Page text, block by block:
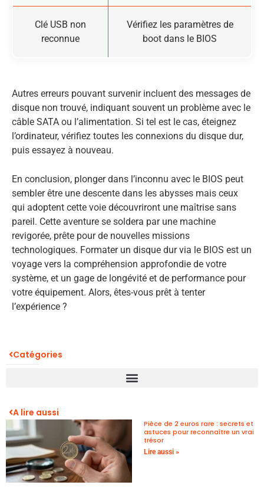
Clé USB non
reconnue
Vérifiez les paramètres de
boot dans le BIOS
Autres erreurs pouvant survenir incluent des messages de
disque non trouvé, indiquant souvent un problème avec le
câble SATA ou l’alimentation. Si tel est le cas, éteignez
l’ordinateur, vérifiez toutes les connexions du disque dur,
puis essayez à nouveau.
En conclusion, plonger dans l’inconnu avec le BIOS peut
sembler être une descente dans les abysses mais ceux
qui adoptent cette voie découvriront une maîtrise sans
pareil. Cette aventure se soldera par une machine
revigorée, prête pour de nouvelles missions
technologiques. Formater un disque dur via le BIOS est un
voyage vers la compréhension approfondie de votre
système, et un gage de longévité et de performance pour
votre équipement. Alors, êtes-vous prêt à tenter
l’expérience ?
Catégories
A lire aussi
Pièce de 2 euros rare : secrets et
astuces pour reconnaître un vrai
trésor
Lire aussi »